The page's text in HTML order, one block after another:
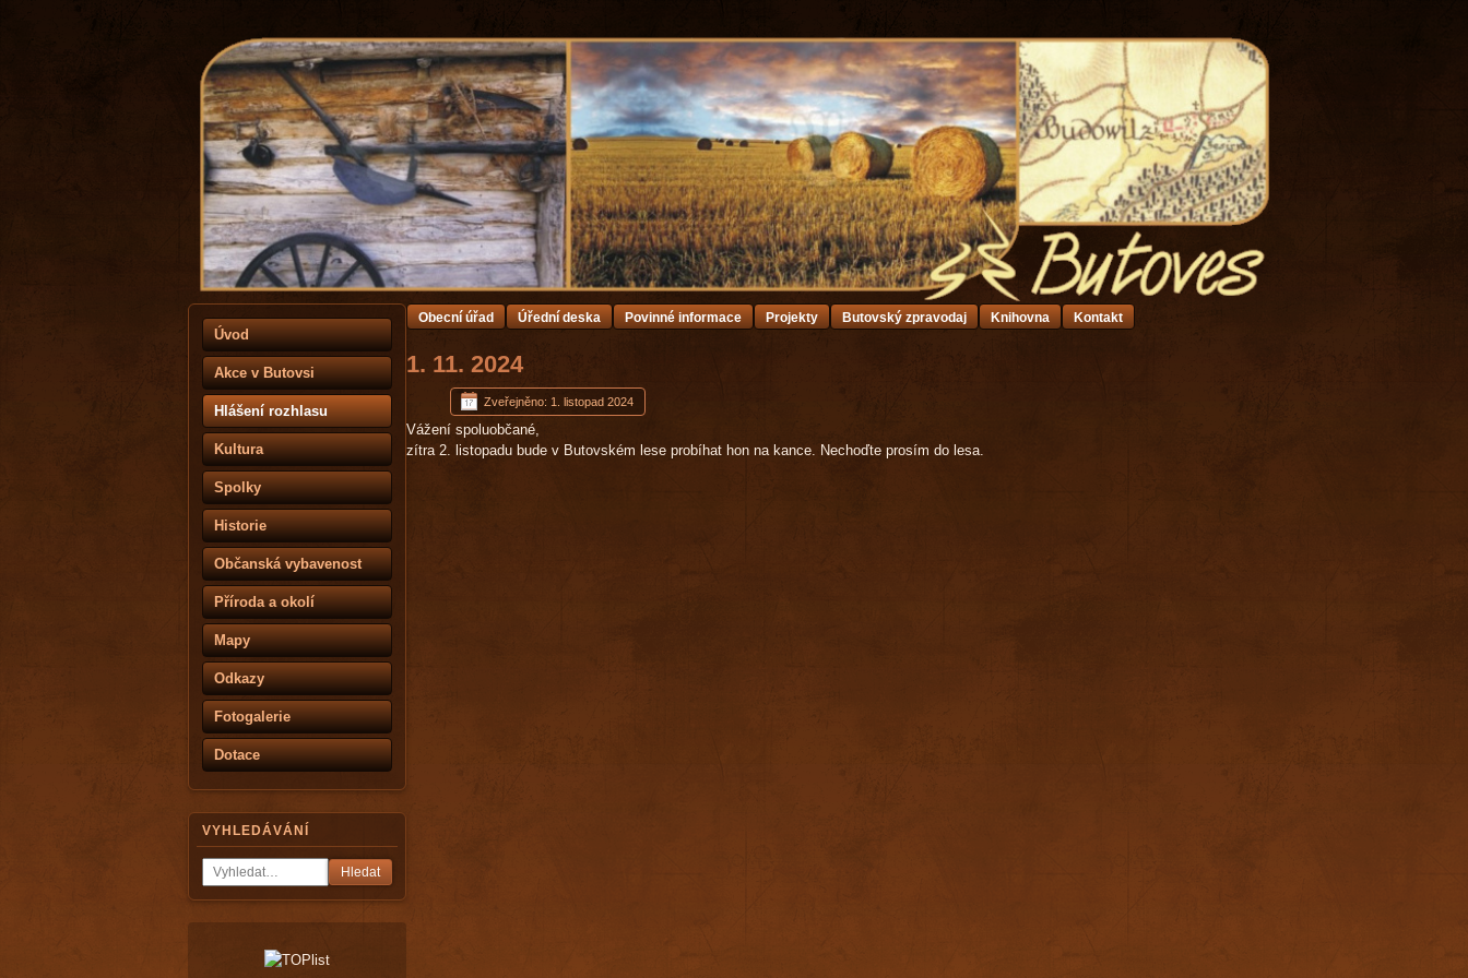
Úvod
Akce v Butovsi
Hlášení rozhlasu
Kultura
Spolky
Historie
Občanská vybavenost
Příroda a okolí
Mapy
Odkazy
Fotogalerie
Dotace
VYHLEDÁVÁNÍ
Hledat
Obecní úřad Úřední deska Povinné informace Projekty Butovský zpravodaj Knihovna Kontakt
1. 11. 2024
Zveřejněno: 1. listopad 2024
Vážení spoluobčané,
zítra 2. listopadu bude v Butovském lese probíhat hon na kance. Nechoďte prosím do lesa.